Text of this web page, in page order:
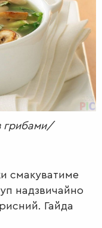
КІНО
ТРАДИЦІЇ
грибами/
смакуватиме
надзвичайно
Гайда